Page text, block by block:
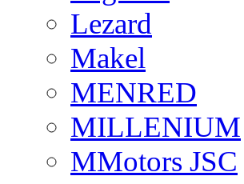
Lezard
Makel
MENRED
MILLENIUM
MMotors JSC